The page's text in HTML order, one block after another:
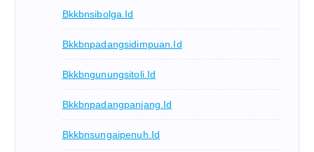
Bkkbnsibolga.id
Bkkbnpadangsidimpuan.id
Bkkbngunungsitoli.id
Bkkbnpadangpanjang.id
Bkkbnsungaipenuh.id